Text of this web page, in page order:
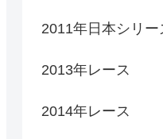
2011年日本シリー
2013年レース
2014年レース